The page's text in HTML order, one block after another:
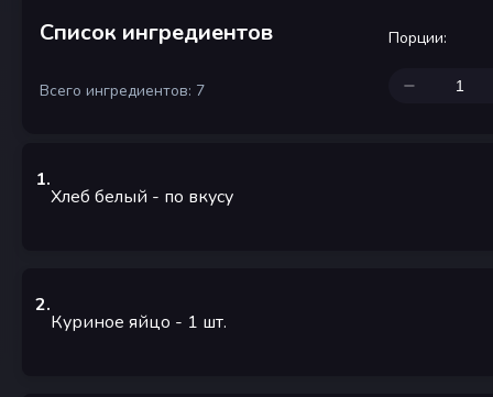
Список ингредиентов
Всего ингредиентов: 7
Порции:
1.
Хлеб белый - по вкусу
2.
Куриное яйцо - 1 шт.